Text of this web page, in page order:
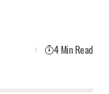
4 Min Read